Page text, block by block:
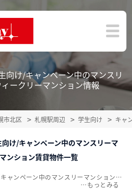
向け/キャンペーン中のマンスリ
ークリーマンション情報
市北区 札幌駅周辺 学生向け キャ
け/キャンペーン中のマンスリーマ
ンション賃貸物件一覧
札幌駅・さっぽろ駅/学生向け/キャンペーン中のマンスリーマンション・ウィークリーマンション賃貸物件一覧を掲載中。敷金・礼金無料、家具・家電付をご紹介。こだわり条件での絞込みも簡単！
…